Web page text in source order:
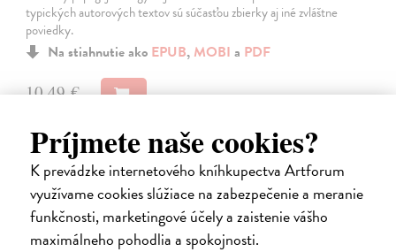
Príjmete naše cookies?
K prevádzke internetového kníhkupectva Artforum
využívame cookies slúžiace na zabezpečenie a meranie
funkčnosti, marketingové účely a zaistenie vášho
maximálneho pohodlia a spokojnosti.
typických autorových textov sú súčasťou zbierky aj iné zvláštne
poviedky.
Na stiahnutie ako EPUB, MOBI a PDF
10,49 €
E-KNIHA